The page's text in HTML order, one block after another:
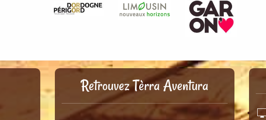
Retrouvez Tèrra Aventura